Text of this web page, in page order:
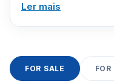
residências e é
Intracoastal
Miami. As
Ler mais
FOR SALE FOR